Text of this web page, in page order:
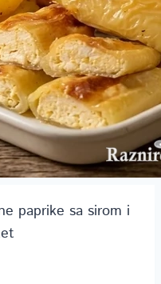
paprike sa sirom i